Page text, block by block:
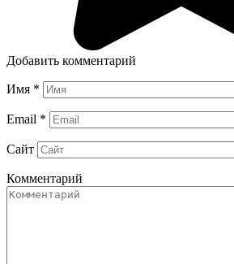
Добавить комментарий
Имя *
Email *
Сайт
Комментарий